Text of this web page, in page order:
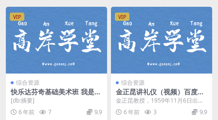
VIP
综合资源
快乐达芬奇基础美术班 我是小
画家（绘画标清视频25集全）
百度网盘
[db:摘要]
6 年前
7 9.9
VIP
综合资源
金正昆讲礼仪（视频）百度网
盘
金正昆教授，1959年11月6日出
生，浙江省东阳市南马镇泉府村人,
满族，爱新觉罗...
6 年前 3 9.9